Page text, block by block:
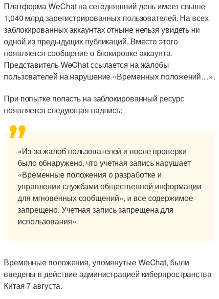
Платформа WeChat на сегодняшний день имеет свыше
1,040 млрд зарегистрированных пользователей. На всех
заблокированных аккаунтах отныне нельзя увидеть ни
одной из предыдущих публикаций. Вместо этого
появляется сообщение о блокировке аккаунта.
Представитель WeChat ссылается на жалобы
пользователей на нарушение «Временных положений…».
При попытке попасть на заблокированный ресурс
появляется следующая надпись:
«Из-за жалоб пользователей и после проверки
было обнаружено, что учетная запись нарушает
«Временные положения о разработке и
управлении службами общественной информации
для мгновенных сообщений», и все содержимое
запрещено. Учетная запись запрещена для
использования».
Временные положения, упомянутые WeChat, были
введены в действие администрацией киберпространства
Китая 7 августа.